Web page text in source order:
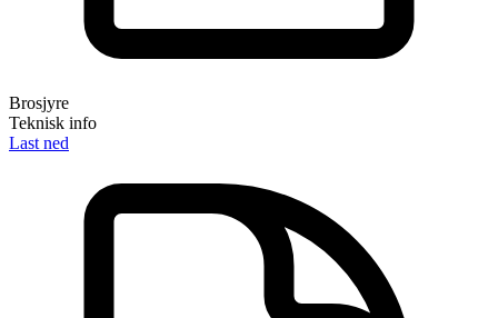
Brosjyre
Teknisk info
Last ned